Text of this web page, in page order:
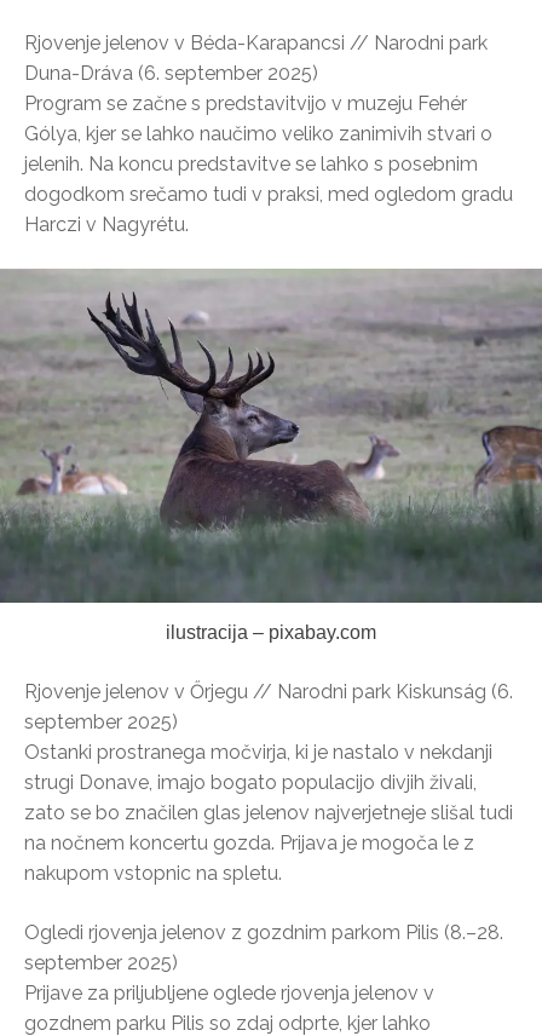
Rjovenje jelenov v Béda-Karapancsi // Narodni park
Duna-Dráva (6. september 2025)
Program se začne s predstavitvijo v muzeju Fehér
Gólya, kjer se lahko naučimo veliko zanimivih stvari o
jelenih. Na koncu predstavitve se lahko s posebnim
dogodkom srečamo tudi v praksi, med ogledom gradu
Harczi v Nagyrétu.
ilustracija – pixabay.com
Rjovenje jelenov v Őrjegu // Narodni park Kiskunság (6.
september 2025)
Ostanki prostranega močvirja, ki je nastalo v nekdanji
strugi Donave, imajo bogato populacijo divjih živali,
zato se bo značilen glas jelenov najverjetneje slišal tudi
na nočnem koncertu gozda. Prijava je mogoča le z
nakupom vstopnic na spletu.
Ogledi rjovenja jelenov z gozdnim parkom Pilis (8.–28.
september 2025)
Prijave za priljubljene oglede rjovenja jelenov v
gozdnem parku Pilis so zdaj odprte, kjer lahko